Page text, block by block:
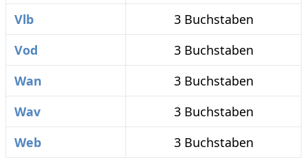
Vlb
3 Buchstaben
Vod
3 Buchstaben
Wan
3 Buchstaben
Wav
3 Buchstaben
Web
3 Buchstaben